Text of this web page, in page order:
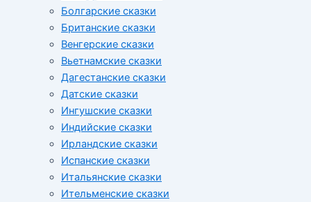
Болгарские сказки
Британские сказки
Венгерские сказки
Вьетнамские сказки
Дагестанские сказки
Датские сказки
Ингушские сказки
Индийские сказки
Ирландские сказки
Испанские сказки
Итальянские сказки
Ительменские сказки